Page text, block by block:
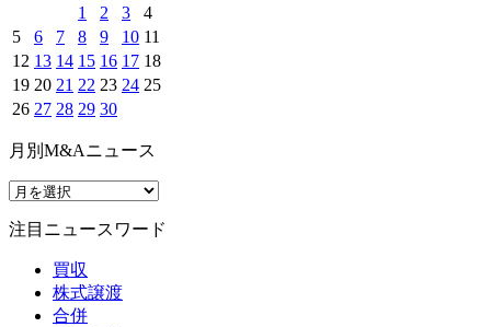
1
2 3
4
5
6 7 8 9 10 11
12 13 14 15 16 17 18
19 20 21 22 23 24 25
26 27 28 29 30
月別M&Aニュース
注目ニュースワード
買収
株式譲渡
合併